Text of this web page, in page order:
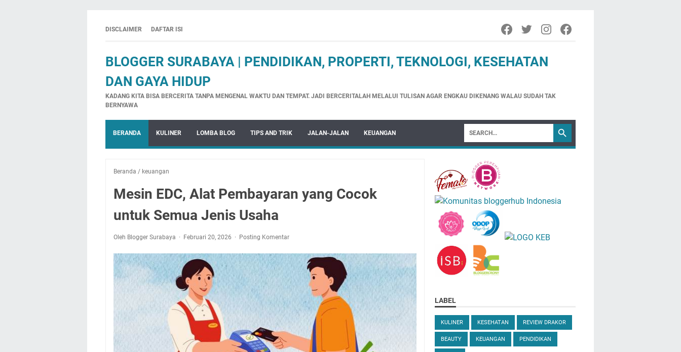
DISCLAIMER DAFTAR ISI
BLOGGER SURABAYA | PENDIDIKAN, PROPERTI, TEKNOLOGI, KESEHATAN
DAN GAYA HIDUP
KADANG KITA BISA BERCERITA TANPA MENGENAL WAKTU DAN TEMPAT. JADI BERCERITALAH MELALUI TULISAN AGAR ENGKAU DIKENANG WALAU SUDAH TAK
BERNYAWA
BERANDA KULINER LOMBA BLOG TIPS AND TRIK JALAN-JALAN KEUANGAN
Beranda / keuangan
Mesin EDC, Alat Pembayaran yang Cocok
untuk Semua Jenis Usaha
Oleh Blogger Surabaya Februari 20, 2026 Posting Komentar
LABEL
KULINER KESEHATAN REVIEW DRAKOR
BEAUTY KEUANGAN PENDIDIKAN